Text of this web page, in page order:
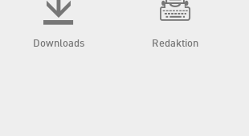
Downloads Redaktion